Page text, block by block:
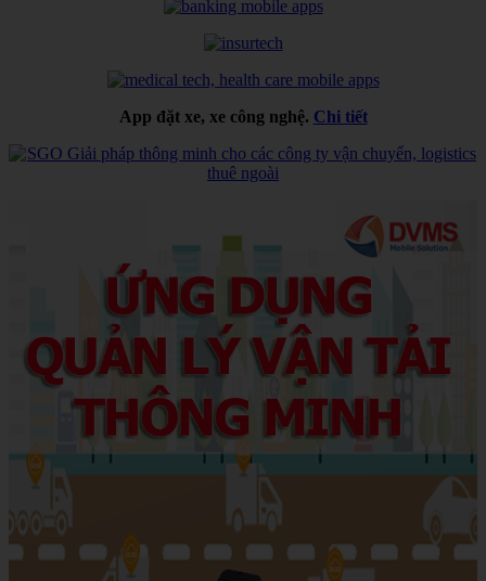
App đặt xe, xe công nghệ. Chi tiết